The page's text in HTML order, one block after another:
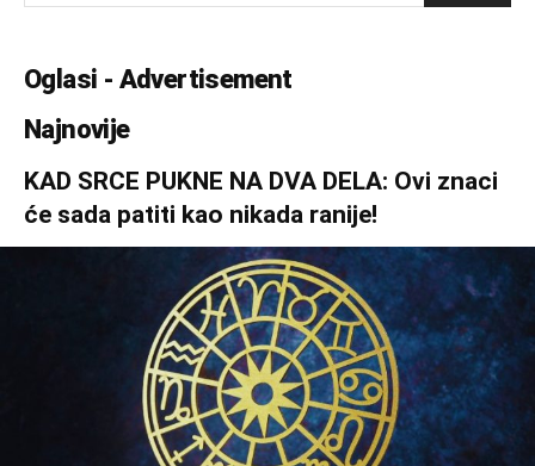
Oglasi - Advertisement
Najnovije
KAD SRCE PUKNE NA DVA DELA: Ovi znaci
će sada patiti kao nikada ranije!